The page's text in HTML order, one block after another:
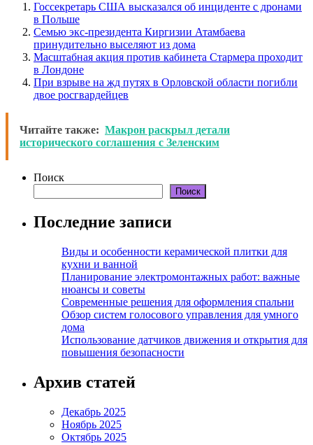
Госсекретарь США высказался об инциденте с дронами
в Польше
Семью экс-президента Киргизии Атамбаева
принудительно выселяют из дома
Масштабная акция против кабинета Стармера проходит
в Лондоне
При взрыве на жд путях в Орловской области погибли
двое росгвардейцев
Читайте также: Макрон раскрыл детали
исторического соглашения с Зеленским
Поиск
Поиск
Последние записи
Виды и особенности керамической плитки для
кухни и ванной
Планирование электромонтажных работ: важные
нюансы и советы
Современные решения для оформления спальни
Обзор систем голосового управления для умного
дома
Использование датчиков движения и открытия для
повышения безопасности
Архив статей
Декабрь 2025
Ноябрь 2025
Октябрь 2025